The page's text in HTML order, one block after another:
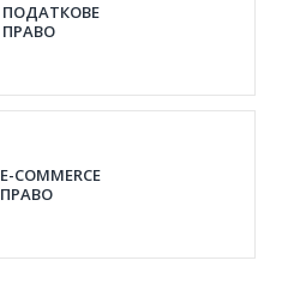
ПОДАТКОВЕ
ПРАВО
E-COMMERCE
ПРАВО